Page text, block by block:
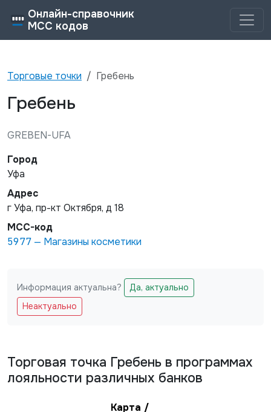
Онлайн-справочник
MCC кодов
Торговые точки Гребень
Гребень
GREBEN-UFA
Город
Уфа
Адрес
г Уфа, пр-кт Октября, д 18
MCC-код
5977 — Магазины косметики
Не заполняйте это поле
Информация актуальна?
Да, актуально
Неактуально
Торговая точка Гребень в программах
лояльности различных банков
Карта /